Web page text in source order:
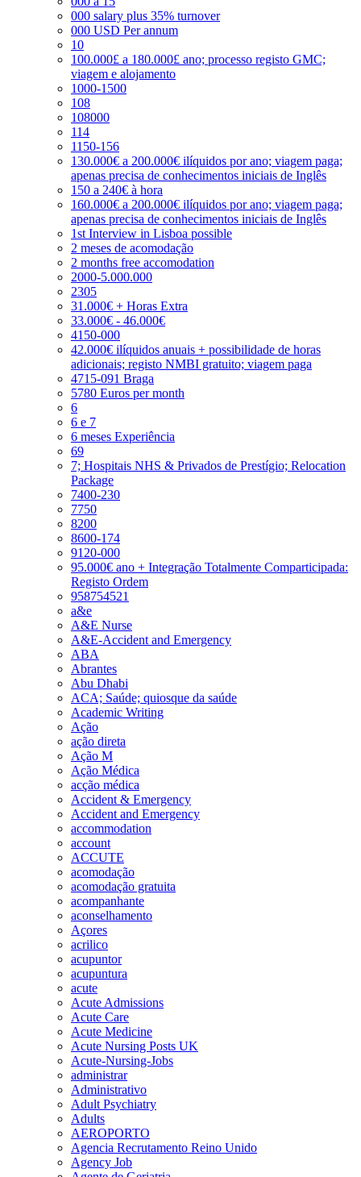
000 salary plus 35% turnover
000 USD Per annum
10
100.000£ a 180.000£ ano; processo registo GMC;
viagem e alojamento
1000-1500
108
108000
114
1150-156
130.000€ a 200.000€ ilíquidos por ano; viagem paga;
apenas precisa de conhecimentos iniciais de Inglês
150 a 240€ à hora
160.000€ a 200.000€ ilíquidos por ano; viagem paga;
apenas precisa de conhecimentos iniciais de Inglês
1st Interview in Lisboa possible
2 meses de acomodação
2 months free accomodation
2000-5.000.000
2305
31.000€ + Horas Extra
33.000€ - 46.000€
4150-000
42.000€ ilíquidos anuais + possibilidade de horas
adicionais; registo NMBI gratuito; viagem paga
4715-091 Braga
5780 Euros per month
6
6 e 7
6 meses Experiência
69
7; Hospitais NHS & Privados de Prestígio; Relocation
Package
7400-230
7750
8200
8600-174
9120-000
95.000€ ano + Integração Totalmente Comparticipada:
Registo Ordem
958754521
a&e
A&E Nurse
A&E-Accident and Emergency
ABA
Abrantes
Abu Dhabi
ACA; Saúde; quiosque da saúde
Academic Writing
Ação
ação direta
Ação M
Ação Médica
acção médica
Accident & Emergency
Accident and Emergency
accommodation
account
ACCUTE
acomodação
acomodação gratuita
acompanhante
aconselhamento
Açores
acrilico
acupuntor
acupuntura
acute
Acute Admissions
Acute Care
Acute Medicine
Acute Nursing Posts UK
Acute-Nursing-Jobs
administrar
Administrativo
Adult Psychiatry
Adults
AEROPORTO
Agencia Recrutamento Reino Unido
Agency Job